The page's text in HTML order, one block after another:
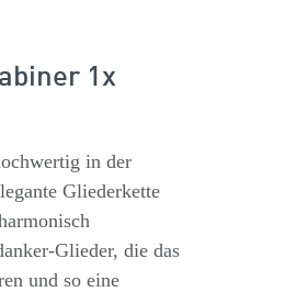
1x
in der
Gliederkette
Glieder, die das
und so eine